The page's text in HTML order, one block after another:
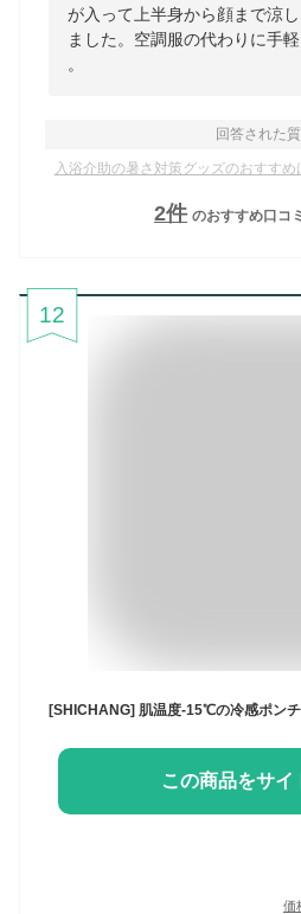
が入って上半身から顔まで涼
ました。空調服の代わりに手
。
回答された
入浴介助の暑さ対策グッズのおすすめ
2件 のおすすめ口コ
12
この商品をサイ
価